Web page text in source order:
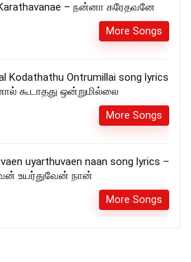
– நன்னா கரேதவனே
More Songs
Kodathathu Ontrumillai song lyrics
கூடாதது ஒன்றுமில்லை
More Songs
uyarthuvaen naan song lyrics –
உயர்துவேன் நான்
More Songs